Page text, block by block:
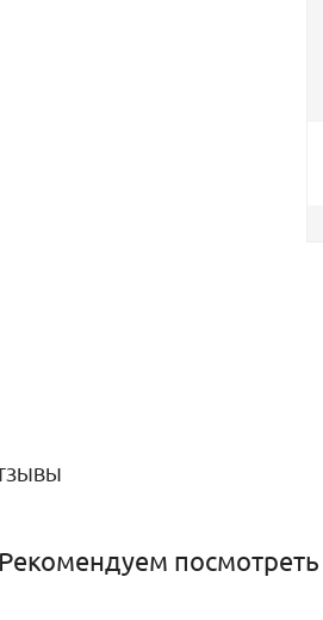
Рекомендуем посмотреть